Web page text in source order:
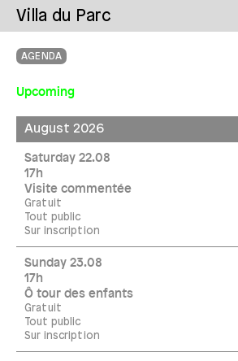
Villa du Parc
AGENDA
Upcoming
August 2026
Saturday 22.08
17h
Visite commentée
Gratuit
Tout public
Sur inscription
Sunday 23.08
17h
Ô tour des enfants
Gratuit
Tout public
Sur inscription